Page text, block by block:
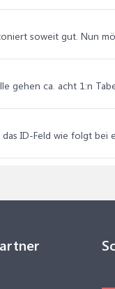
soweit gut. Nun
gehen ca. acht 1:n
ID-Feld wie folgt bei